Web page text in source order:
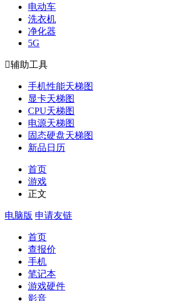
电动车
洗衣机
净化器
5G
辅助工具
手机性能天梯图
显卡天梯图
CPU天梯图
电源天梯图
固态硬盘天梯图
新品日历
首页
游戏
正文
电脑版 申请友链
首页
查报价
手机
笔记本
游戏硬件
影音